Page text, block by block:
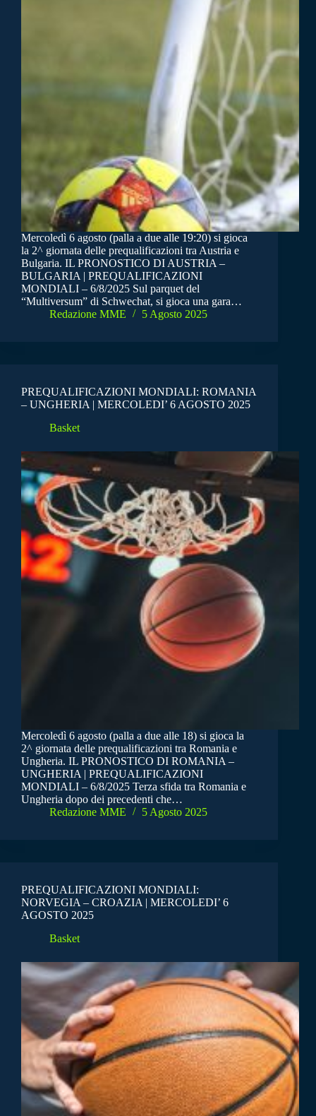
Mercoledì 6 agosto (palla a due alle 19:20) si gioca
la 2^ giornata delle prequalificazioni tra Austria e
Bulgaria. IL PRONOSTICO DI AUSTRIA –
BULGARIA | PREQUALIFICAZIONI
MONDIALI – 6/8/2025 Sul parquet del
“Multiversum” di Schwechat, si gioca una gara…
Redazione MME
5 Agosto 2025
PREQUALIFICAZIONI MONDIALI: ROMANIA
– UNGHERIA | MERCOLEDI’ 6 AGOSTO 2025
Basket
Mercoledì 6 agosto (palla a due alle 18) si gioca la
2^ giornata delle prequalificazioni tra Romania e
Ungheria. IL PRONOSTICO DI ROMANIA –
UNGHERIA | PREQUALIFICAZIONI
MONDIALI – 6/8/2025 Terza sfida tra Romania e
Ungheria dopo dei precedenti che…
Redazione MME
5 Agosto 2025
PREQUALIFICAZIONI MONDIALI:
NORVEGIA – CROAZIA | MERCOLEDI’ 6
AGOSTO 2025
Basket